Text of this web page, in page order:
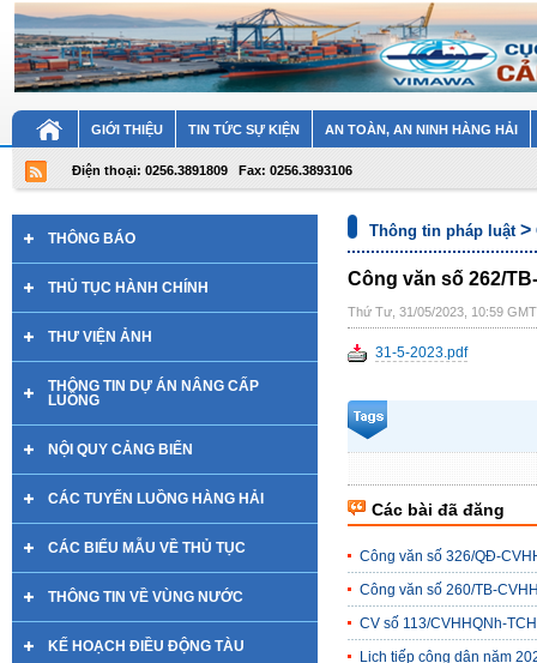
GIỚI THIỆU TIN TỨC SỰ KIỆN AN TOÀN, AN NINH HÀNG HẢI
Điện thoại: 0256.3891809 Fax: 0256.3893106
THÔNG BÁO
THỦ TỤC HÀNH CHÍNH
THƯ VIỆN ẢNH
THÔNG TIN DỰ ÁN NÂNG CẤP
LUỒNG
NỘI QUY CẢNG BIỂN
CÁC TUYẾN LUỒNG HÀNG HẢI
CÁC BIỂU MẪU VỀ THỦ TỤC
THÔNG TIN VỀ VÙNG NƯỚC
KẾ HOẠCH ĐIỀU ĐỘNG TÀU
Thông tin pháp luật>
Công văn số 262/
Thứ Tư, 31/05/2023, 10:59
31-5-2023.pdf
Các bài đã đăng
Công văn số 326/QĐ-
Công văn số 260/TB-
CV số 113/CVHHQNh-
Lịch tiếp công dân năm